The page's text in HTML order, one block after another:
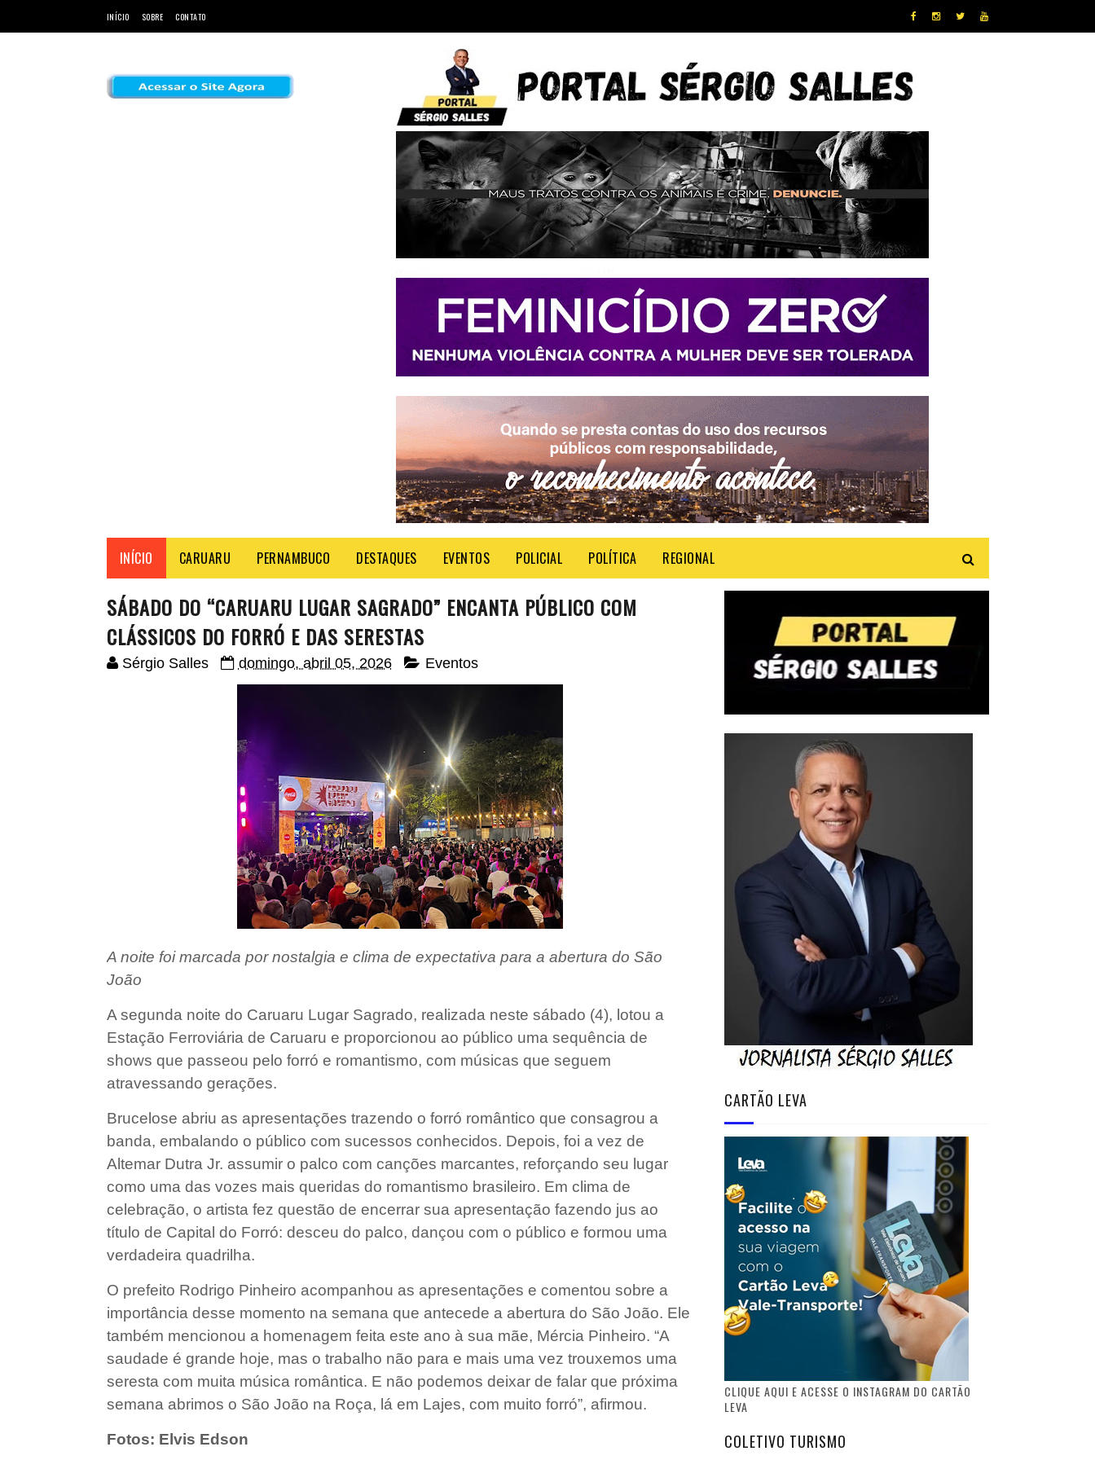
INÍCIO SOBRE CONTATO
INÍCIO CARUARU PERNAMBUCO DESTAQUES EVENTOS POLICIAL POLÍTICA REGIONAL
SÁBADO DO “CARUARU LUGAR SAGRADO” ENCANTA PÚBLICO COM
CLÁSSICOS DO FORRÓ E DAS SERESTAS
Sérgio Salles domingo, abril 05, 2026 Eventos
A noite foi marcada por nostalgia e clima de expectativa para a abertura do São
João
A segunda noite do Caruaru Lugar Sagrado, realizada neste sábado (4), lotou a
Estação Ferroviária de Caruaru e proporcionou ao público uma sequência de
shows que passeou pelo forró e romantismo, com músicas que seguem
atravessando gerações.
Brucelose abriu as apresentações trazendo o forró romântico que consagrou a
banda, embalando o público com sucessos conhecidos. Depois, foi a vez de
Altemar Dutra Jr. assumir o palco com canções marcantes, reforçando seu lugar
como uma das vozes mais queridas do romantismo brasileiro. Em clima de
celebração, o artista fez questão de encerrar sua apresentação fazendo jus ao
título de Capital do Forró: desceu do palco, dançou com o público e formou uma
verdadeira quadrilha.
O prefeito Rodrigo Pinheiro acompanhou as apresentações e comentou sobre a
importância desse momento na semana que antecede a abertura do São João. Ele
também mencionou a homenagem feita este ano à sua mãe, Mércia Pinheiro. “A
saudade é grande hoje, mas o trabalho não para e mais uma vez trouxemos uma
seresta com muita música romântica. E não podemos deixar de falar que próxima
semana abrimos o São João na Roça, lá em Lajes, com muito forró”, afirmou.
Fotos: Elvis Edson
CARTÃO LEVA
CLIQUE AQUI E ACESSE O INSTAGRAM DO CARTÃO
LEVA
COLETIVO TURISMO